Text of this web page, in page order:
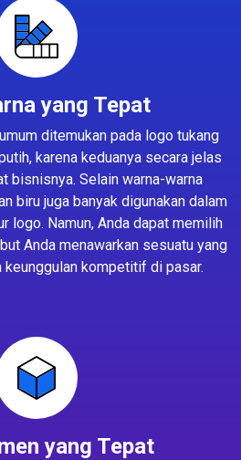
yang Tepat
ditemukan pada logo tukang
karena keduanya secara jelas
bisnisnya. Selain warna-warna
biru juga banyak digunakan dalam
logo. Namun, Anda dapat memilih
Anda menawarkan sesuatu yang
keunggulan kompetitif di pasar.
yang Tepat